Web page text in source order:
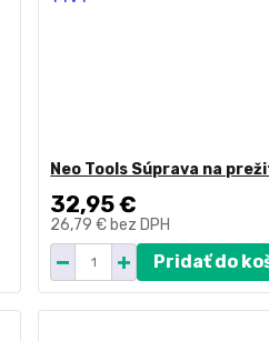
Neo Tools Súprava na
32,95 €
26,79 € bez DPH
Pridať do